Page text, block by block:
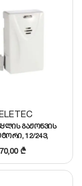
გაჟონვის
12/24ვ,
70,00₾